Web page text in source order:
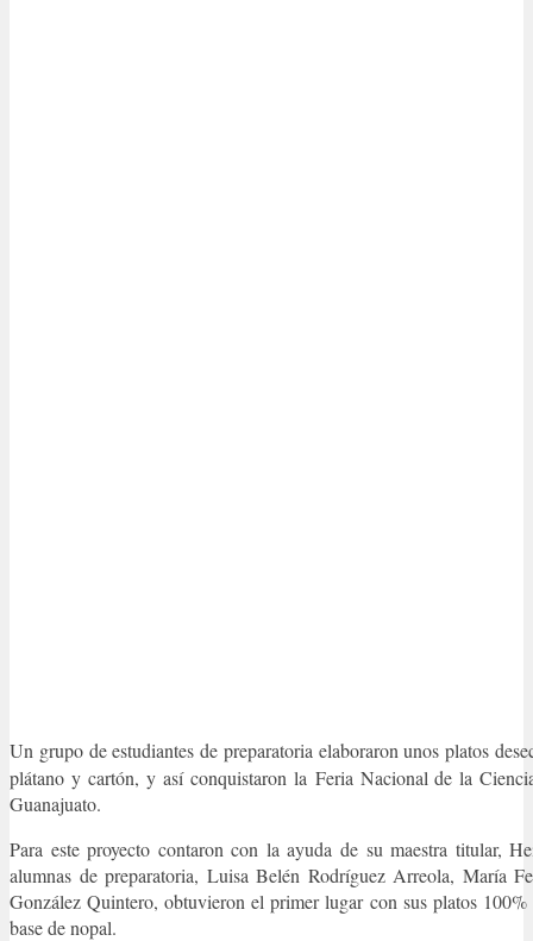
Un grupo de estudiantes de preparatoria elaboraron unos platos
plátano y cartón, y así conquistaron la Feria Nacional de la
Guanajuato.
Para este proyecto contaron con la ayuda de su maestra titular,
alumnas de preparatoria, Luisa Belén Rodríguez Arreola, María
González Quintero, obtuvieron el primer lugar con sus platos 100%
base de nopal.